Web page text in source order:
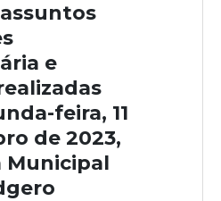
e
feira, 11
de 2023,
Municipal